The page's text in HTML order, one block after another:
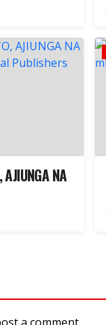
AJIUNGA NA